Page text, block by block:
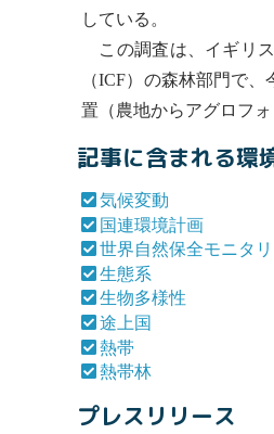
している。
この調査は、イギリ
（ICF）の森林部門で
置（農地からアグロフ
記事に含まれる環
気候変動
国連環境計画
世界自然保全モニタ
生態系
生物多様性
途上国
熱帯
熱帯林
プレスリリース